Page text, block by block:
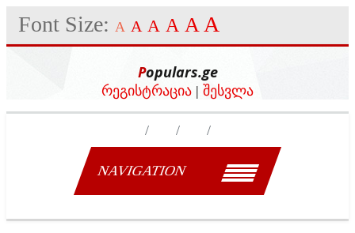
Font Size: A A A A A A
Populars.ge
რეგისტრაცია | შესვლა
NAVIGATION